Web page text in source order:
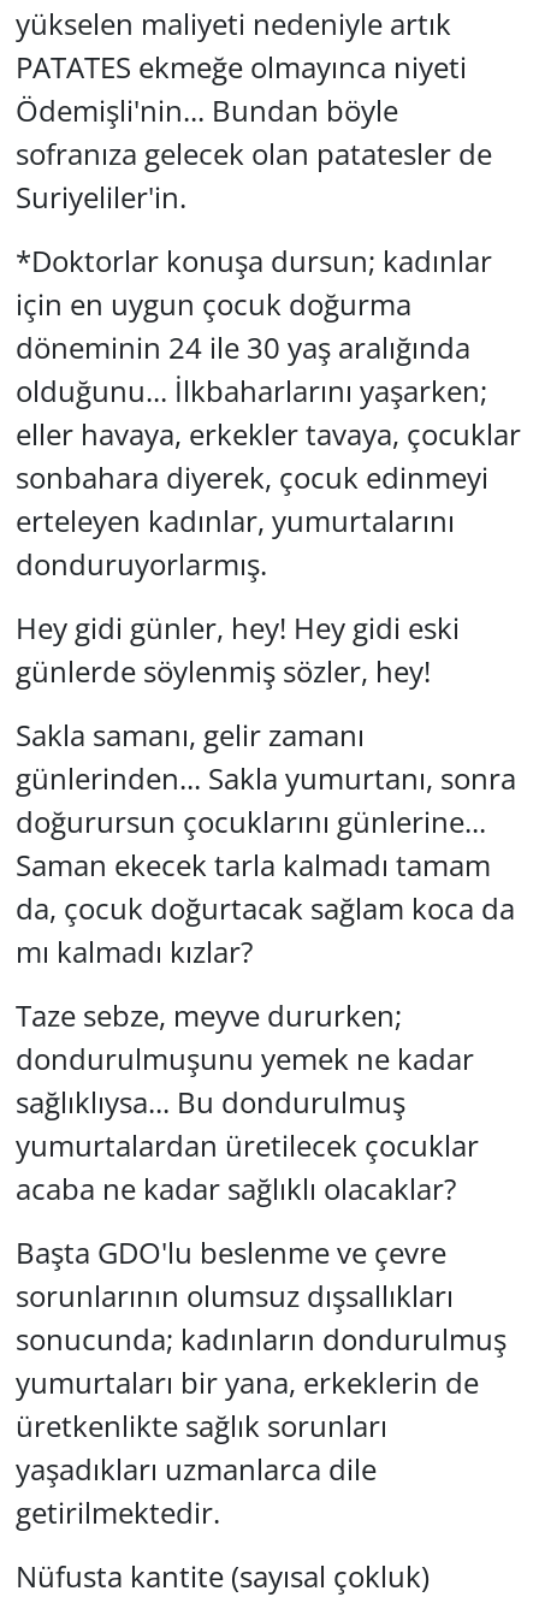
yükselen maliyeti nedeniyle artık
PATATES ekmeğe olmayınca niyeti
Ödemişli'nin... Bundan böyle
sofranıza gelecek olan patatesler de
Suriyeliler'in.
*Doktorlar konuşa dursun; kadınlar
için en uygun çocuk doğurma
döneminin 24 ile 30 yaş aralığında
olduğunu... İlkbaharlarını yaşarken;
eller havaya, erkekler tavaya, çocuklar
sonbahara diyerek, çocuk edinmeyi
erteleyen kadınlar, yumurtalarını
donduruyorlarmış.
Hey gidi günler, hey! Hey gidi eski
günlerde söylenmiş sözler, hey!
Sakla samanı, gelir zamanı
günlerinden... Sakla yumurtanı, sonra
doğurursun çocuklarını günlerine...
Saman ekecek tarla kalmadı tamam
da, çocuk doğurtacak sağlam koca da
mı kalmadı kızlar?
Taze sebze, meyve dururken;
dondurulmuşunu yemek ne kadar
sağlıklıysa... Bu dondurulmuş
yumurtalardan üretilecek çocuklar
acaba ne kadar sağlıklı olacaklar?
Başta GDO'lu beslenme ve çevre
sorunlarının olumsuz dışsallıkları
sonucunda; kadınların dondurulmuş
yumurtaları bir yana, erkeklerin de
üretkenlikte sağlık sorunları
yaşadıkları uzmanlarca dile
getirilmektedir.
Nüfusta kantite (sayısal çokluk)